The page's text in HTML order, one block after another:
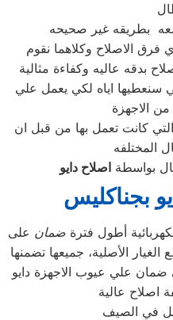
فرق الاصلاح وكلاهما نقوم
بدقه عاليه وكفاءة مثالية
سنعطيها اياه لكي يعمل علي
من الاجهزة
كانت تعمل بها من قبل ان
بواسطة اصلاح دايو
بجناكليس
أطول فترة ضمان على
الأصلية، جميعها تضمنها
علي عيوب الاجهزة دايو